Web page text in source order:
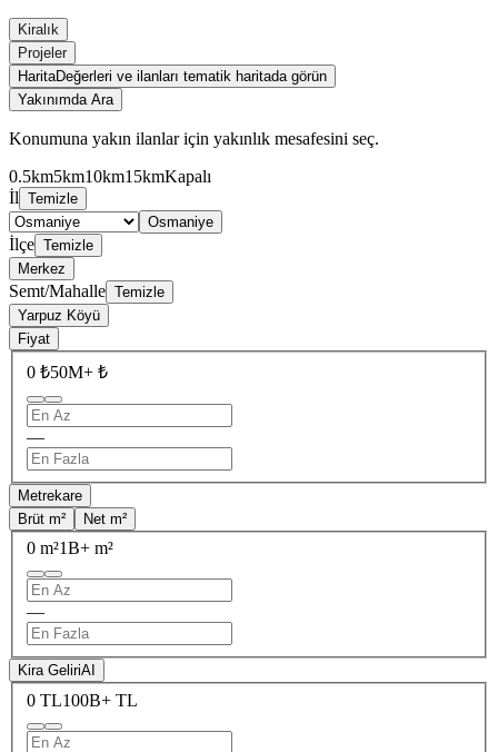
Kiralık
Projeler
HaritaDeğerleri ve ilanları tematik haritada görün
Yakınımda Ara
Konumuna yakın ilanlar için yakınlık mesafesini seç.
0.5km5km10km15kmKapalı
İl Temizle
Osmaniye
İlçe Temizle
Merkez
Semt/Mahalle Temizle
Yarpuz Köyü
Fiyat
0 ₺50M+ ₺
—
Metrekare
Brüt m²
Net m²
0 m²1B+ m²
—
Kira GeliriAI
0 TL100B+ TL